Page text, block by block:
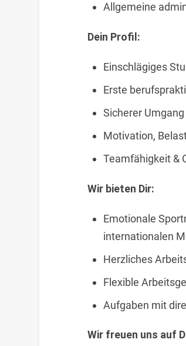
Allgemeine
Dein Profil:
Einschlägiges
Erste
Sicherer
Motivation,
Teamfähigkeit &
Wir bieten Dir:
Emotionale
internationalen
Herzliches
Flexible
Aufgaben mit
Wir freuen uns auf